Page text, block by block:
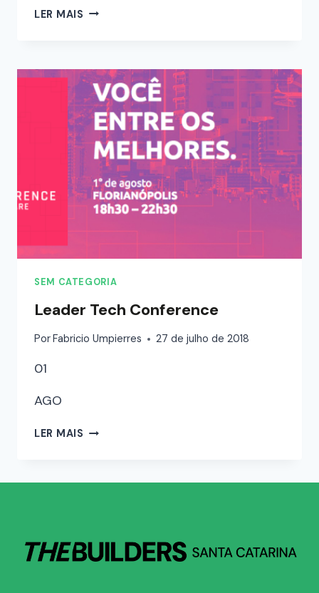
LER MAIS
SEM CATEGORIA
Leader Tech Conference
Por Fabricio Umpierres 27 de julho de 2018
01
AGO
LER MAIS